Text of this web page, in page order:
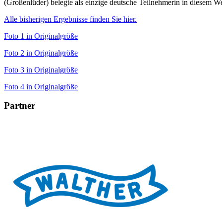
(Großenlüder) belegte als einzige deutsche Teilnehmerin in diesem
Alle bisherigen Ergebnisse finden Sie hier.
Foto 1 in Originalgröße
Foto 2 in Originalgröße
Foto 3 in Originalgröße
Foto 4 in Originalgröße
Partner